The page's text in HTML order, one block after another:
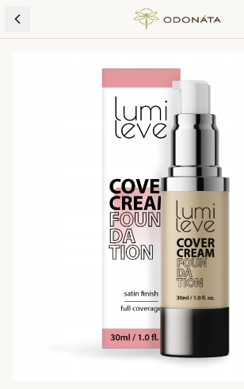
Skip to content